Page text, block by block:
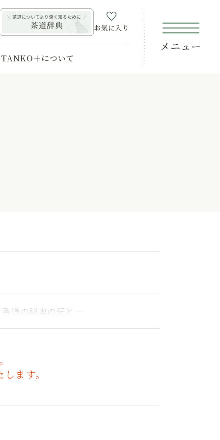
お気に入り
メニュー
TANKO＋について
香道の秘奥の伝と…
ます。